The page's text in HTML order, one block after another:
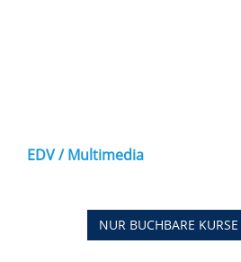
EDV / Multimedia
NUR BUCHBARE